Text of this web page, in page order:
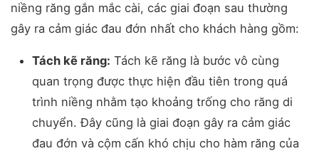
niềng răng gắn mắc cài, các giai đoạn sau thường
gây ra cảm giác đau đớn nhất cho khách hàng gồm:
Tách kẽ răng: Tách kẽ răng là bước vô cùng
quan trọng được thực hiện đầu tiên trong quá
trình niềng nhằm tạo khoảng trống cho răng di
chuyển. Đây cũng là giai đoạn gây ra cảm giác
đau đớn và cộm cấn khó chịu cho hàm răng của